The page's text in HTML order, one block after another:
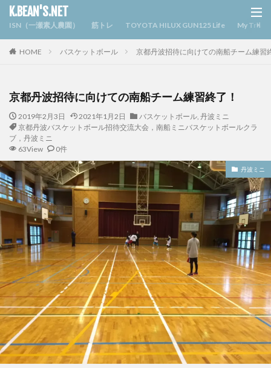
K.BEAN'S.NET
ISN（一瀬素人農園） 筋トレ TOYOTA HILUX GUN125 Life My Trivia
HOME バスケットボール 京都丹波招待に向けての南船チーム練習
京都丹波招待に向けての南船チーム練習終了！
2019年2月3日 2021年1月2日 バスケットボール, 丹波ミニ
京都丹波バスケットボール招待交流大会，南船ミニバスケットボールクラ
ブ，丹波ミニ
63View
0件
丹波ミニ